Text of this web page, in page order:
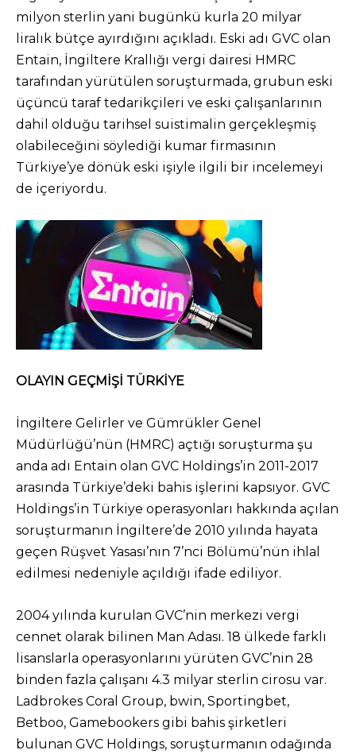
milyon sterlin yani bugünkü kurla 20 milyar
liralık bütçe ayırdığını açıkladı. Eski adı GVC olan
Entain, İngiltere Krallığı vergi dairesi HMRC
tarafından yürütülen soruşturmada, grubun eski
üçüncü taraf tedarikçileri ve eski çalışanlarının
dahil olduğu tarihsel suistimalin gerçekleşmiş
olabileceğini söylediği kumar firmasının
Türkiye’ye dönük eski işiyle ilgili bir incelemeyi
de içeriyordu.
OLAYIN GEÇMİŞİ TÜRKİYE
İngiltere Gelirler ve Gümrükler Genel
Müdürlüğü’nün (HMRC) açtığı soruşturma şu
anda adı Entain olan GVC Holdings’in 2011-2017
arasında Türkiye’deki bahis işlerini kapsıyor. GVC
Holdings’in Türkiye operasyonları hakkında açılan
soruşturmanın İngiltere’de 2010 yılında hayata
geçen Rüşvet Yasası’nın 7’nci Bölümü’nün ihlal
edilmesi nedeniyle açıldığı ifade ediliyor.
2004 yılında kurulan GVC’nin merkezi vergi
cennet olarak bilinen Man Adası. 18 ülkede farklı
lisanslarla operasyonlarını yürüten GVC’nin 28
binden fazla çalışanı 4.3 milyar sterlin cirosu var.
Ladbrokes Coral Group, bwin, Sportingbet,
Betboo, Gamebookers gibi bahis şirketleri
bulunan GVC Holdings, soruşturmanın odağında